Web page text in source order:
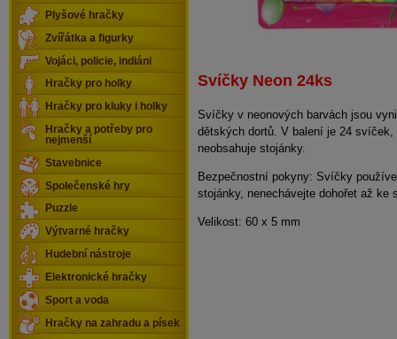
Svíčky Neon 24ks
Svíčky v neonových barvách jsou
dětských dortů. V balení je 24 svíček,
neobsahuje stojánky.
Bezpečnostní pokyny: Svíčky
stojánky, nenechávejte dohořet až ke
Velikost: 60 x 5 mm
Plyšové hračky
Zvířátka a figurky
Vojáci, policie, indiáni
Hračky pro holky
Hračky pro kluky i holky
Hračky a potřeby pro
nejmenší
Stavebnice
Společenské hry
Puzzle
Výtvarné hračky
Hudební nástroje
Elektronické hračky
Sport a voda
Hračky na zahradu a písek